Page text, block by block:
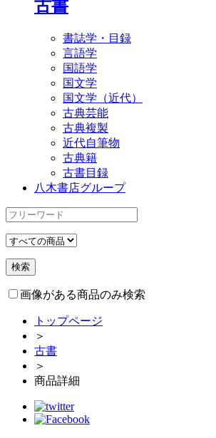
古書
書誌学・目録
言語学
国語学
国文学
国文学（近代）
古典芸能
古典複製
近代自筆物
古典籍
古書目録
八木書店グループ
画像がある商品のみ検索
トップページ
＞
古書
＞
商品詳細